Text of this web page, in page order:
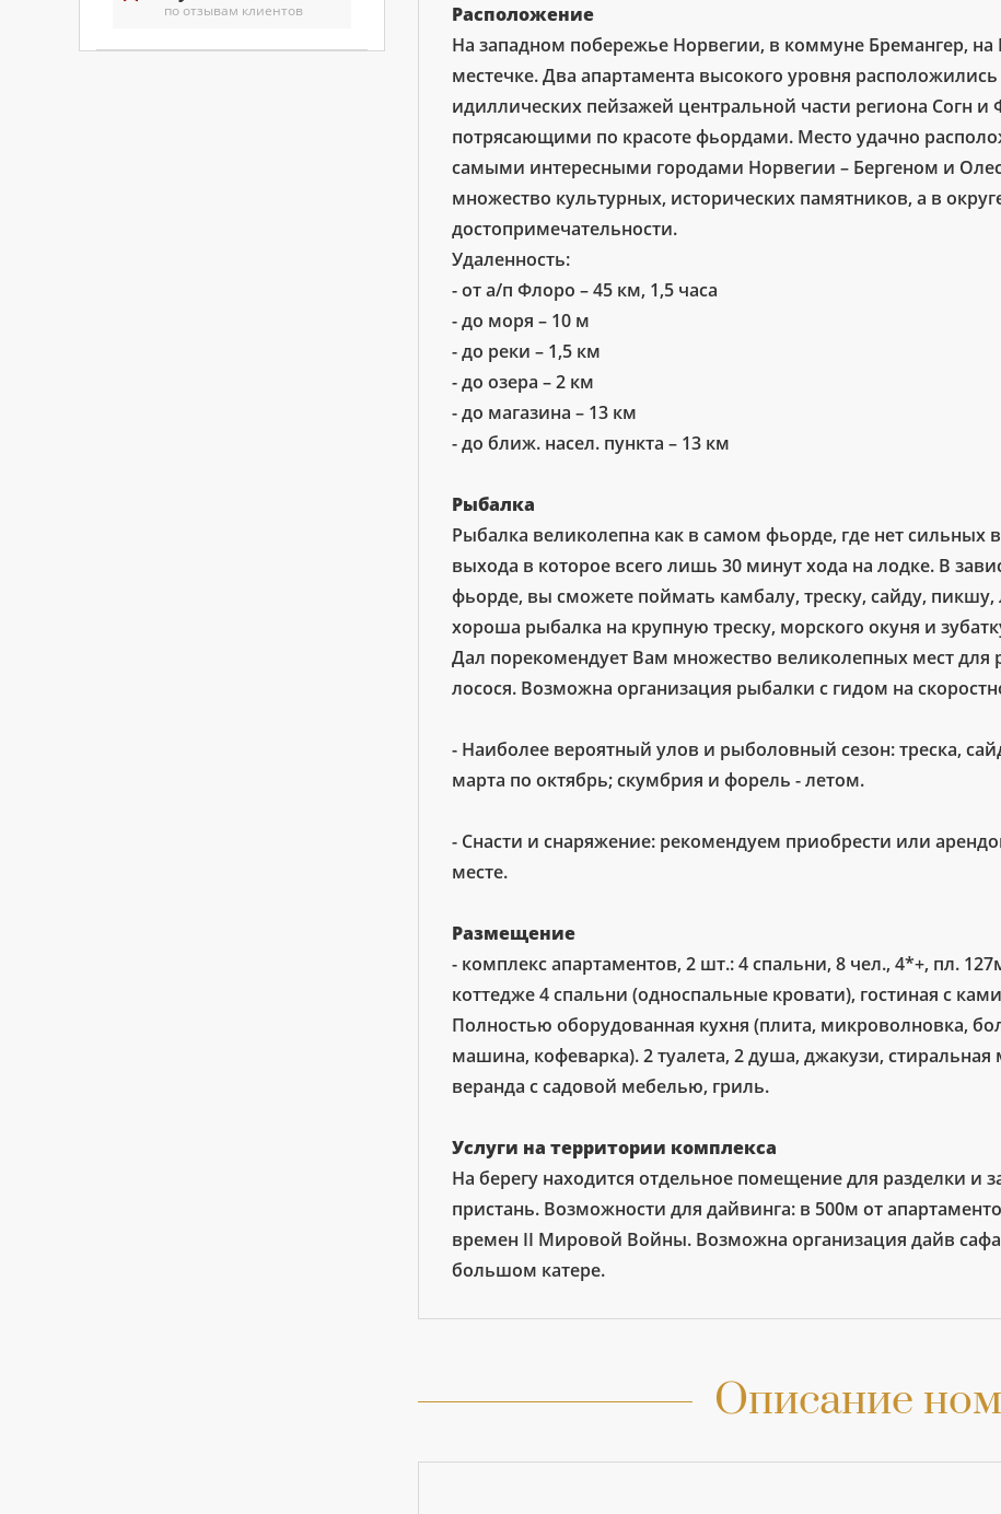
по отзывам клиентов
Расположение
На западном побережье Норвегии, в коммуне Бремангер,
местечке. Два апартамента высокого уровня
идиллических пейзажей центральной части региона Согн и
потрясающими по красоте фьордами. Место удачно
самыми интересными городами Норвегии – Бергеном и
множество культурных, исторических памятников, а в
достопримечательности.
Удаленность:
- от а/п Флоро – 45 км, 1,5 часа
- до моря – 10 м
- до реки – 1,5 км
- до озера – 2 км
- до магазина – 13 км
- до ближ. насел. пункта – 13 км
Рыбалка
Рыбалка великолепна как в самом фьорде, где нет сильных
выхода в которое всего лишь 30 минут хода на лодке. В
фьорде, вы сможете поймать камбалу, треску, сайду,
хороша рыбалка на крупную треску, морского окуня и
Дал порекомендует Вам множество великолепных мест для
лосося. Возможна организация рыбалки с гидом на
- Наиболее вероятный улов и рыболовный сезон: треска,
марта по октябрь; скумбрия и форель - летом.
- Снасти и снаряжение: рекомендуем приобрести или
месте.
Размещение
- комплекс апартаментов, 2 шт.: 4 спальни, 8 чел., 4*+, пл.
коттедже 4 спальни (односпальные кровати), гостиная с
Полностью оборудованная кухня (плита, микроволновка,
машина, кофеварка). 2 туалета, 2 душа, джакузи,
веранда с садовой мебелью, гриль.
Услуги на территории комплекса
На берегу находится отдельное помещение для разделки и
пристань. Возможности для дайвинга: в 500м от
времен II Мировой Войны. Возможна организация дайв
большом катере.
Описание